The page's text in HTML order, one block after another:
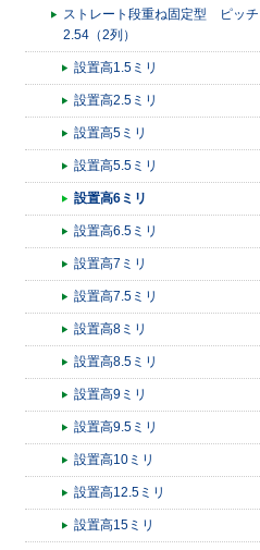
ストレート段重ね固定型 ピッチ
2.54（2列）
設置高1.5ミリ
設置高2.5ミリ
設置高5ミリ
設置高5.5ミリ
設置高6ミリ
設置高6.5ミリ
設置高7ミリ
設置高7.5ミリ
設置高8ミリ
設置高8.5ミリ
設置高9ミリ
設置高9.5ミリ
設置高10ミリ
設置高12.5ミリ
設置高15ミリ